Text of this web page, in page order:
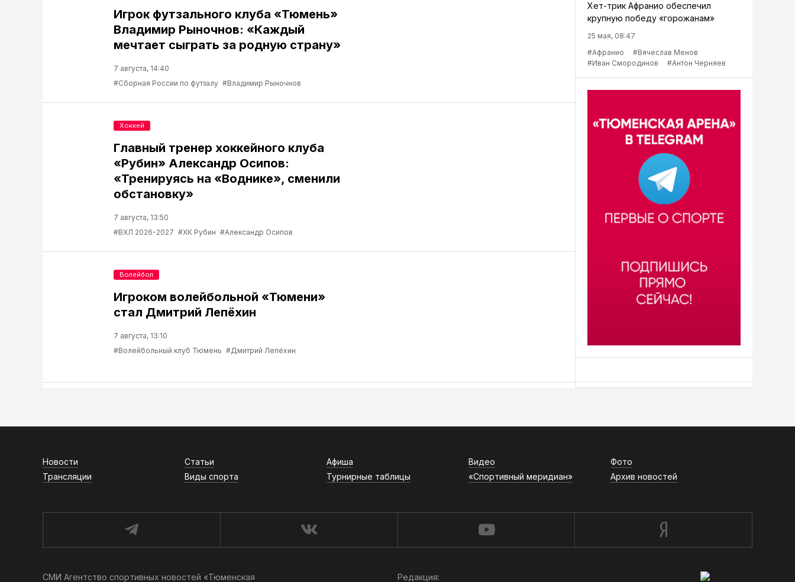
Игрок футзального клуба «Тюмень»
Владимир Рыночнов: «Каждый
мечтает сыграть за родную страну»
7 августа, 14:40
#Сборная России по футзалу #Владимир Рыночнов
Главный тренер хоккейного клуба
«Рубин» Александр Осипов:
«Тренируясь на «Воднике», сменили
обстановку»
7 августа, 13:50
#ВХЛ 2026-2027 #ХК Рубин #Александр Осипов
Хоккей
Игроком волейбольной «Тюмени»
стал Дмитрий Лепёхин
7 августа, 13:10
#Волейбольный клуб Тюмень #Дмитрий Лепёхин
Волейбол
Хет-трик Афранио обеспечил
крупную победу «горожанам»
25 мая, 08:47
#Афранио
#Вячеслав Менов
#Иван Смородинов
#Антон Черняев
Новости Статьи Афиша Видео
Фото
Трансляции
Виды спорта Турнирные таблицы «Спортивный меридиан» Архив новостей
СМИ Агентство спортивных новостей «Тюменская Редакция: